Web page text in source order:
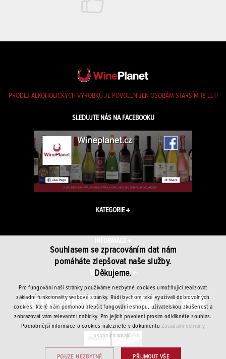
PRODEJ ALKOHOLICKÝCH VÝROBKŮ JE POVOLEN JEN OSOBÁM STARŠÍM 18 LET!
SLEDUJTE NÁS NA FACEBOOKU
KATEGORIE
INFORMACE
WINEPLANET.CZ
Souhlasem se zpracováním dat nám
pomáháte zlepšovat naše služby.
Děkujeme.
Pro fungování naší stránky používáme nezbytné cookies umožňující realizovat
základní funkcionality webové stránky. Rádi bychom také využívali dobrovolných
cookies, které nám pomohou zlepšit fungování eshopu, uživatelskou zkušenost a
zobrazovat vám relevantní nabídky. Pro jejich povolení prosím odklikněte souhlas.
Podrobnější informace o cookies naleznete v dokumentuZásadami ochrany
osobních údajů.
PŘIJMOUT VŠE
POUZE NEZBYTNÉ